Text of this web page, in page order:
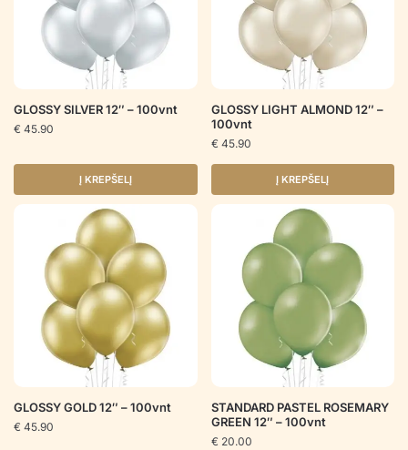
GLOSSY SILVER 12″ – 100vnt
€ 45.90
Į KREPŠELĮ
GLOSSY LIGHT ALMOND 12″ –
100vnt
€ 45.90
Į KREPŠELĮ
GLOSSY GOLD 12″ – 100vnt
€ 45.90
STANDARD PASTEL ROSEMARY
GREEN 12″ – 100vnt
€ 20.00